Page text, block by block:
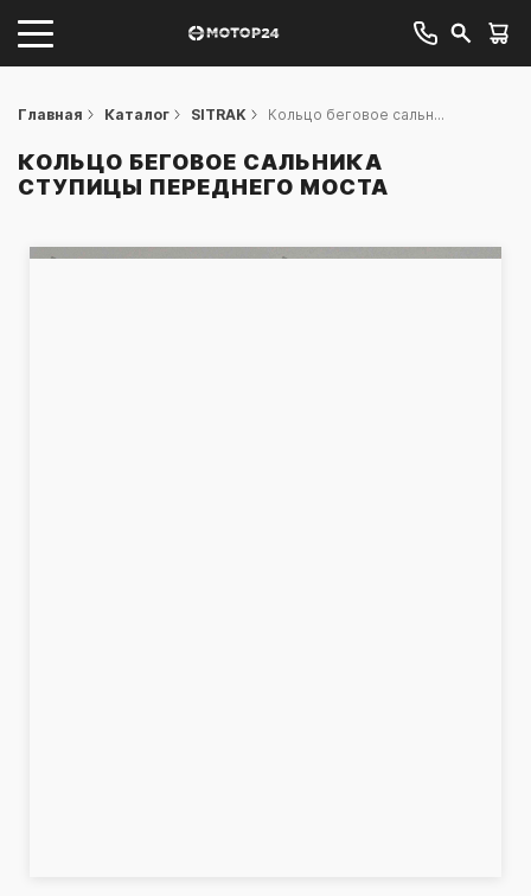
Главная Каталог SITRAK Кольцо беговое сальн...
КОЛЬЦО БЕГОВОЕ САЛЬНИКА
СТУПИЦЫ ПЕРЕДНЕГО МОСТА